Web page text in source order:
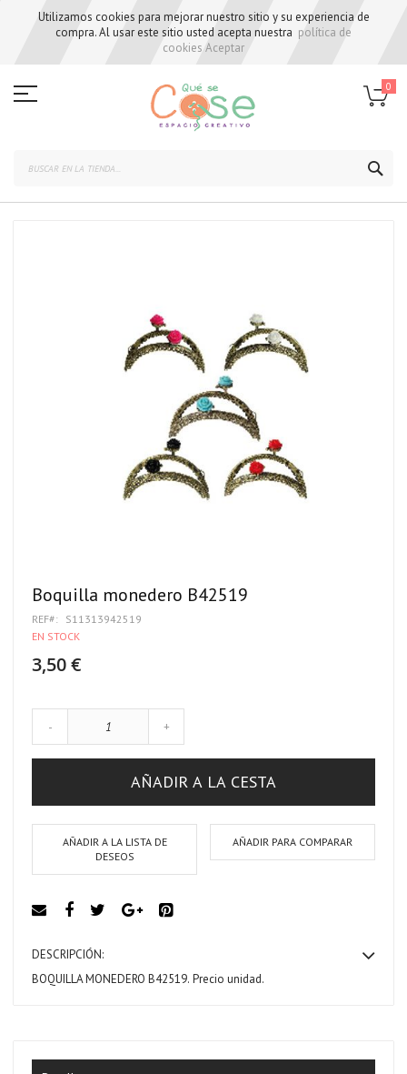
Utilizamos cookies para mejorar nuestro sitio y su experiencia de
compra. Al usar este sitio usted acepta nuestra política de
cookies Aceptar
to
Content
0
Boquilla monedero B42519
REF
S11313942519
EN STOCK
3,50 €
- +
AÑADIR A LA CESTA
AÑADIR A LA LISTA DE
DESEOS
AÑADIR PARA COMPARAR
DESCRIPCIÓN:
BOQUILLA MONEDERO B42519. Precio unidad.